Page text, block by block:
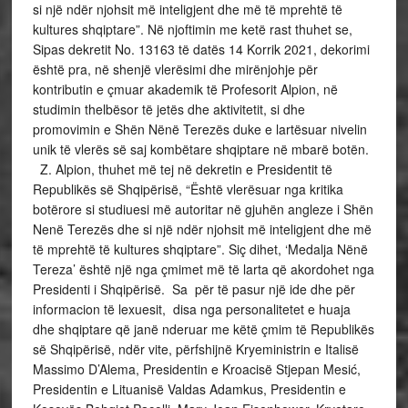
si një ndër njohsit më inteligjent dhe më të mprehtë të
kultures shqiptare”. Në njoftimin me ketë rast thuhet se,
Sipas dekretit No. 13163 të datës 14 Korrik 2021, dekorimi
është pra, në shenjë vlerësimi dhe mirënjohje për
kontributin e çmuar akademik të Profesorit Alpion, në
studimin thelbësor të jetës dhe aktivitetit, si dhe
promovimin e Shën Nënë Terezës duke e lartësuar nivelin
unik të vlerës së saj kombëtare shqiptare në mbarë botën.
Z. Alpion, thuhet më tej në dekretin e Presidentit të
Republikës së Shqipërisë, “Është vlerësuar nga kritika
botërore si studiuesi më autoritar në gjuhën angleze i Shën
Nenë Terezës dhe si një ndër njohsit më inteligjent dhe më
të mprehtë të kultures shqiptare”. Siç dihet, ‘Medalja Nënë
Tereza’ është një nga çmimet më të larta që akordohet nga
Presidenti i Shqipërisë. Sa për të pasur një ide dhe për
informacion të lexuesit, disa nga personalitetet e huaja
dhe shqiptare që janë nderuar me këtë çmim të Republikës
së Shqipërisë, ndër vite, përfshijnë Kryeministrin e Italisë
Massimo D’Alema, Presidentin e Kroacisë Stjepan Mesić,
Presidentin e Lituanisë Valdas Adamkus, Presidentin e